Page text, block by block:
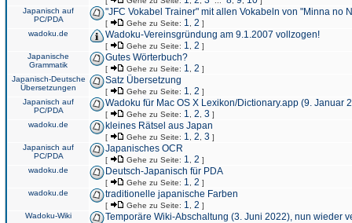
Japanisch auf
PC/PDA
"JFC Vokabel Trainer" mit allen Vokabeln von "Minna no
[ Gehe zu Seite: 1 2 ]
wadoku.de
Wadoku-Vereinsgründung am 9.1.2007 vollzogen!
[ Gehe zu Seite: 1 2 ]
Japanische
Grammatik
Gutes Wörterbuch?
[ Gehe zu Seite: 1 2 ]
Japanisch-Deutsche
Übersetzungen
Satz Übersetzung
[ Gehe zu Seite: 1 2 ]
Japanisch auf
PC/PDA
Wadoku für Mac OS X Lexikon/Dictionary.app (9. Januar
[ Gehe zu Seite: 1 2 3 ]
wadoku.de
kleines Rätsel aus Japan
[ Gehe zu Seite: 1 2 3 ]
Japanisch auf
PC/PDA
Japanisches OCR
[ Gehe zu Seite: 1 2 ]
wadoku.de
Deutsch-Japanisch für PDA
[ Gehe zu Seite: 1 2 ]
wadoku.de
traditionelle japanische Farben
[ Gehe zu Seite: 1 2 ]
Wadoku-Wiki
Temporäre Wiki-Abschaltung (3. Juni 2022), nun wieder